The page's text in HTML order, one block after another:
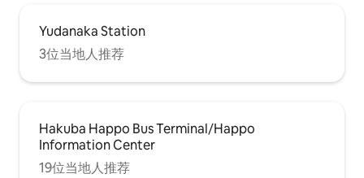
Yudanaka Station
3位当地人推荐
Hakuba Happo Bus Terminal/Happo
Information Center
19位当地人推荐